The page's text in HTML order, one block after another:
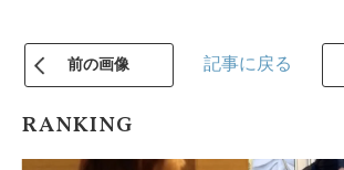
前の画像 記事に戻る
RANKING